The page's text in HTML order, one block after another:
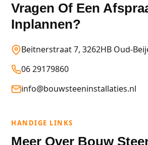
Vragen Of Een
Inplannen?
Beitnerstraat 7, 3262HB Oud-
06 29179860
info@bouwsteeninstallaties.nl
HANDIGE LINKS
Meer Over Bouw